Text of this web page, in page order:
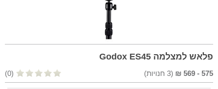
פלאש למצלמה Godox ES45
575
-
569
₪
(
3 חנויות) (0)